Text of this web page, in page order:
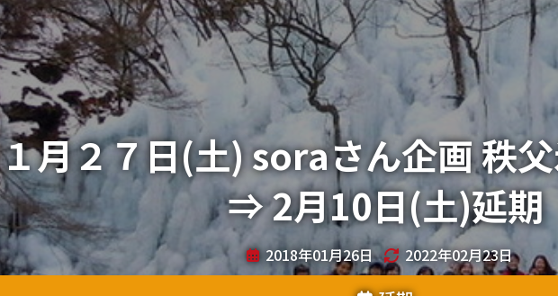
１月２７日(土) soraさん企画 秩
⇒ 2月10日(土)延期
2018年01月26日 2022年02月23日